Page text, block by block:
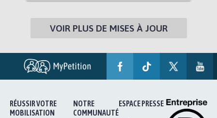
VOIR PLUS DE MISES À JOUR
RÉUSSIR VOTRE
MOBILISATION
NOTRE
COMMUNAUTÉ
ESPACE PRESSE